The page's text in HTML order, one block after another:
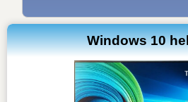
Windows 10